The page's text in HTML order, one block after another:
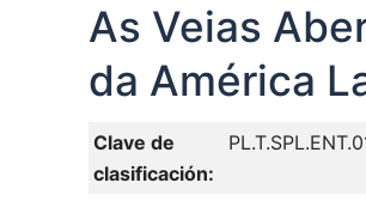
As Veias
da América
Clave de
clasificación: